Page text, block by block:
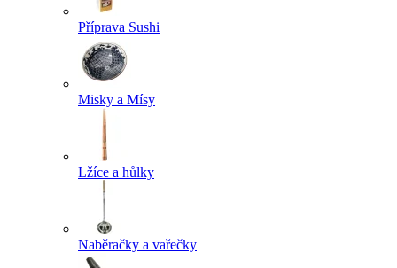
Příprava Sushi
Misky a Mísy
Lžíce a hůlky
Naběračky a vařečky